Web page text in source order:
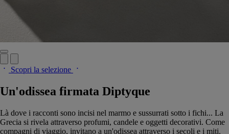
Scopri la selezione
Un'odissea firmata Diptyque
Là dove i racconti sono incisi nel marmo e sussurrati sotto i fichi... La
Grecia si rivela attraverso profumi, candele e oggetti decorativi. Come
compagni di viaggio, invitano a un'odissea attraverso i secoli e i miti.